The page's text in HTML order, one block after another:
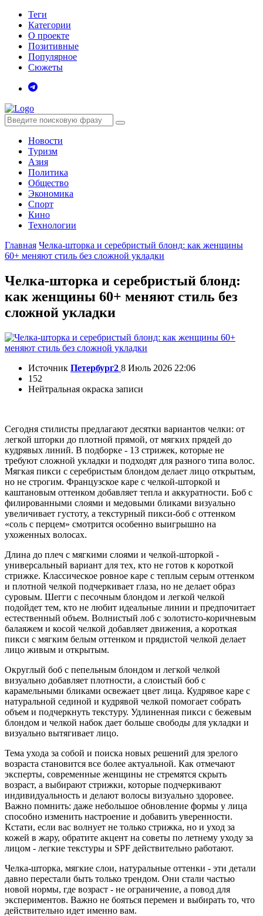
Теги
Категории
О проекте
Позитивные
Популярное
Сюжеты
Новости
Туризм
Азия
Политика
Общество
Экономика
Спорт
Кино
Технологии
Главная Челка-шторка и серебристый блонд: как женщины
60+ меняют стиль без сложной укладки
Челка-шторка и серебристый блонд:
как женщины 60+ меняют стиль без
сложной укладки
Источник Петербург2 8 Июль 2026 22:06
152
Нейтральная окраска записи
Сегодня стилисты предлагают десятки вариантов челки: от
легкой шторки до плотной прямой, от мягких прядей до
кудрявых линий. В подборке - 13 стрижек, которые не
требуют сложной укладки и подходят для разного типа волос.
Мягкая пикси с серебристым блондом делает лицо открытым,
но не строгим. Французское каре с челкой-шторкой и
каштановым оттенком добавляет тепла и аккуратности. Боб с
филированными слоями и медовыми бликами визуально
увеличивает густоту, а текстурный пикси-боб с оттенком
«соль с перцем» смотрится особенно выигрышно на
ухоженных волосах.
Длина до плеч с мягкими слоями и челкой-шторкой -
универсальный вариант для тех, кто не готов к короткой
стрижке. Классическое ровное каре с теплым серым оттенком
и плотной челкой подчеркивает глаза, но не делает образ
суровым. Шегги с песочным блондом и легкой челкой
подойдет тем, кто не любит идеальные линии и предпочитает
естественный объем. Волнистый лоб с золотисто-коричневым
балаяжем и косой челкой добавляет движения, а короткая
пикси с мягким белым оттенком и прядистой челкой делает
лицо живым и открытым.
Округлый боб с пепельным блондом и легкой челкой
визуально добавляет плотности, а слоистый боб с
карамельными бликами освежает цвет лица. Кудрявое каре с
натуральной сединой и кудрявой челкой помогает собрать
объем и подчеркнуть текстуру. Удлиненная пикси с бежевым
блондом и челкой набок дает больше свободы для укладки и
визуально вытягивает лицо.
Тема ухода за собой и поиска новых решений для зрелого
возраста становится все более актуальной. Как отмечают
эксперты, современные женщины не стремятся скрыть
возраст, а выбирают стрижки, которые подчеркивают
индивидуальность и делают волосы визуально здоровее.
Важно помнить: даже небольшое обновление формы у лица
способно изменить настроение и добавить уверенности.
Кстати, если вас волнует не только стрижка, но и уход за
кожей в жару, обратите акцент на советы по летнему уходу за
лицом - легкие текстуры и SPF действительно работают.
Челка-шторка, мягкие слои, натуральные оттенки - эти детали
давно перестали быть только трендом. Они стали частью
новой нормы, где возраст - не ограничение, а повод для
экспериментов. Важно не бояться перемен и выбирать то, что
действительно идет именно вам.